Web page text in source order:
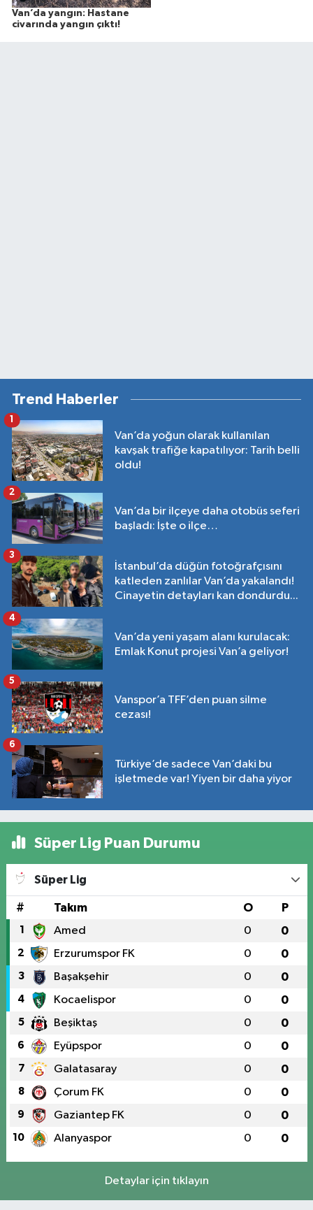
Van’da yangın: Hastane
civarında yangın çıktı!
Trend Haberler
Van’da yoğun olarak kullanılan
kavşak trafiğe kapatılıyor: Tarih belli
oldu!
Van’da bir ilçeye daha otobüs seferi
başladı: İşte o ilçe…
2
İstanbul’da düğün fotoğrafçısını
katleden zanlılar Van’da yakalandı!
Cinayetin detayları kan dondurdu...
3
Van’da yeni yaşam alanı kurulacak:
Emlak Konut projesi Van’a geliyor!
4
Vanspor’a TFF’den puan silme
cezası!
5
Türkiye’de sadece Van’daki bu
işletmede var! Yiyen bir daha yiyor
6
Süper Lig Puan Durumu
Süper Lig
# Takım O P
1 Amed 0 0
2 Erzurumspor FK 0 0
3 Başakşehir 0 0
4 Kocaelispor 0 0
5 Beşiktaş 0 0
6 Eyüpspor 0 0
7 Galatasaray 0 0
8 Çorum FK 0 0
9 Gaziantep FK 0 0
10 Alanyaspor 0 0
Detaylar için tıklayın